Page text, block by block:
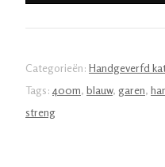
katoen
-
400m/100gr
aantal
Categorieën: Handgeverfd
Tags: 400m, blauw, garen,
streng